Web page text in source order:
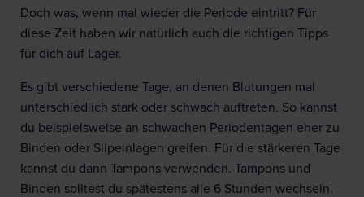
Doch was, wenn mal wieder die Periode eintritt? Für
diese Zeit haben wir natürlich auch die richtigen Tipps
für dich auf Lager.
Es gibt verschiedene Tage, an denen Blutungen mal
unterschiedlich stark oder schwach auftreten. So kannst
du beispielsweise an schwachen Periodentagen eher zu
Binden oder Slipeinlagen greifen. Für die stärkeren Tage
kannst du dann Tampons verwenden. Tampons und
Binden solltest du spätestens alle 6 Stunden wechseln.